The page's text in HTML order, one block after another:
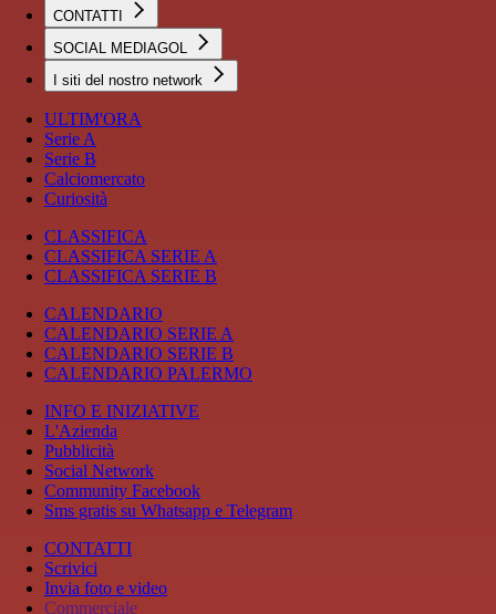
CONTATTI
SOCIAL MEDIAGOL
I siti del nostro network
ULTIM'ORA
Serie A
Serie B
Calciomercato
Curiosità
CLASSIFICA
CLASSIFICA SERIE A
CLASSIFICA SERIE B
CALENDARIO
CALENDARIO SERIE A
CALENDARIO SERIE B
CALENDARIO PALERMO
INFO E INIZIATIVE
L'Azienda
Pubblicità
Social Network
Community Facebook
Sms gratis su Whatsapp e Telegram
CONTATTI
Scrivici
Invia foto e video
Commerciale